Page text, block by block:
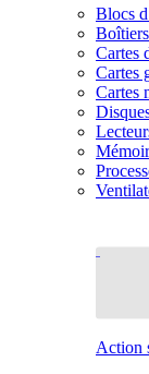
Blocs
Cartes
Cartes
Cartes
Action